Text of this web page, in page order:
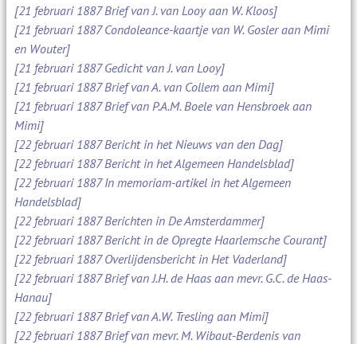
[21 februari 1887 Brief van J. van Looy aan W. Kloos]
[21 februari 1887 Condoleance-kaartje van W. Gosler aan Mimi
en Wouter]
[21 februari 1887 Gedicht van J. van Looy]
[21 februari 1887 Brief van A. van Collem aan Mimi]
[21 februari 1887 Brief van P.A.M. Boele van Hensbroek aan
Mimi]
[22 februari 1887 Bericht in het Nieuws van den Dag]
[22 februari 1887 Bericht in het Algemeen Handelsblad]
[22 februari 1887 In memoriam-artikel in het Algemeen
Handelsblad]
[22 februari 1887 Berichten in De Amsterdammer]
[22 februari 1887 Bericht in de Opregte Haarlemsche Courant]
[22 februari 1887 Overlijdensbericht in Het Vaderland]
[22 februari 1887 Brief van J.H. de Haas aan mevr. G.C. de Haas-
Hanau]
[22 februari 1887 Brief van A.W. Tresling aan Mimi]
[22 februari 1887 Brief van mevr. M. Wibaut-Berdenis van